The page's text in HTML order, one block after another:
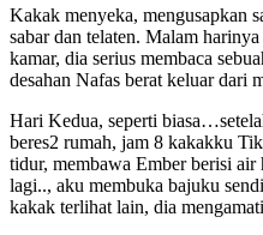
Kakak menyeka, mengusapkan
sabar dan telaten. Malam
kamar, dia serius membaca
desahan Nafas berat keluar
Hari Kedua, seperti
beres2 rumah, jam 8 kakakku
tidur, membawa Ember berisi
lagi.., aku membuka bajuku
kakak terlihat lain, dia